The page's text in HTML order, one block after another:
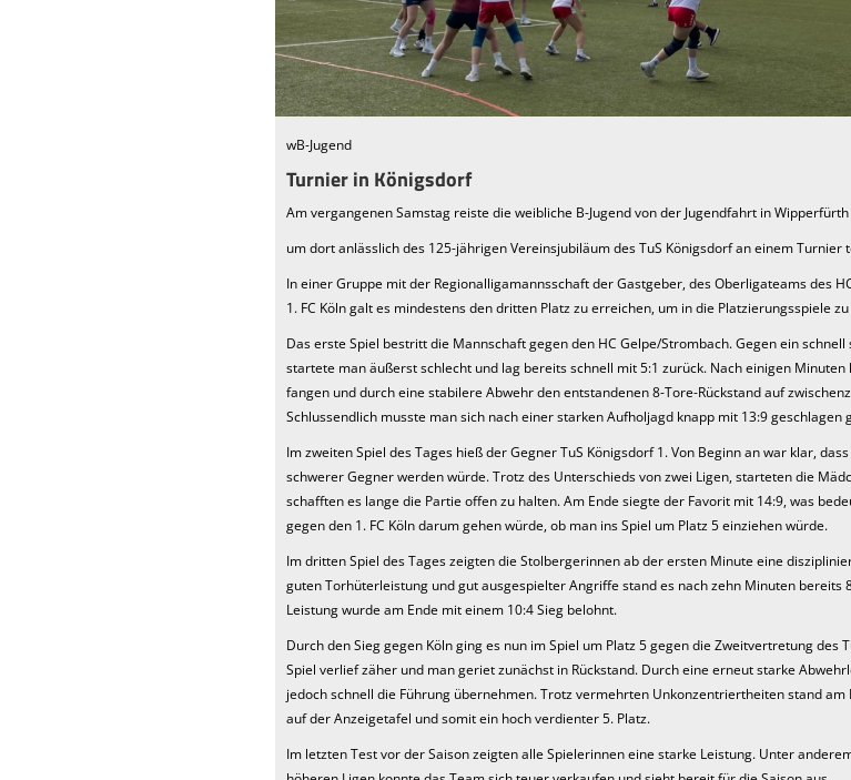
wB-Jugend
Turnier in Königsdorf
Am vergangenen Samstag reiste die weibliche B-Jugend von der Jugendfahrt in
um dort anlässlich des 125-jährigen Vereinsjubiläum des TuS Königsdorf an einem Turnier
In einer Gruppe mit der Regionalligamannsschaft der Gastgeber, des Oberligateams des
1. FC Köln galt es mindestens den dritten Platz zu erreichen, um in die Platzierungsspiele
Das erste Spiel bestritt die Mannschaft gegen den HC Gelpe/Strombach. Gegen ein
startete man äußerst schlecht und lag bereits schnell mit 5:1 zurück. Nach einigen Minuten
fangen und durch eine stabilere Abwehr den entstandenen 8-Tore-Rückstand auf
Schlussendlich musste man sich nach einer starken Aufholjagd knapp mit 13:9 geschlagen
Im zweiten Spiel des Tages hieß der Gegner TuS Königsdorf 1. Von Beginn an war klar,
schwerer Gegner werden würde. Trotz des Unterschieds von zwei Ligen, starteten die
schafften es lange die Partie offen zu halten. Am Ende siegte der Favorit mit 14:9, was
gegen den 1. FC Köln darum gehen würde, ob man ins Spiel um Platz 5 einziehen würde.
Im dritten Spiel des Tages zeigten die Stolbergerinnen ab der ersten Minute eine
guten Torhüterleistung und gut ausgespielter Angriffe stand es nach zehn Minuten bereits
Leistung wurde am Ende mit einem 10:4 Sieg belohnt.
Durch den Sieg gegen Köln ging es nun im Spiel um Platz 5 gegen die Zweitvertretung des
Spiel verlief zäher und man geriet zunächst in Rückstand. Durch eine erneut starke
jedoch schnell die Führung übernehmen. Trotz vermehrten Unkonzentriertheiten stand am
auf der Anzeigetafel und somit ein hoch verdienter 5. Platz.
Im letzten Test vor der Saison zeigten alle Spielerinnen eine starke Leistung. Unter